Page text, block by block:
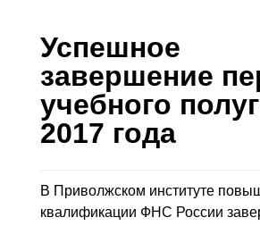
Услуги проживания
Контакты
Блог
Успешное
завершение
учебного
2017 года
В Приволжском институте
квалификации ФНС России